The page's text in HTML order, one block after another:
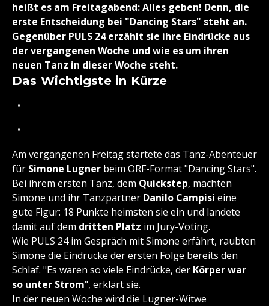
heißt es am Freitagabend: Alles geben! Denn, die
erste Entscheidung bei "Dancing Stars" steht an.
Gegenüber PULS 24 erzählt sie ihre Eindrücke aus
der vergangenen Woche und wie es um ihren
neuen Tanz in dieser Woche steht.
Das Wichtigste in Kürze
Am vergangenen Freitag startete das Tanz-Abenteuer
für Simone Lugner beim ORF-Format "Dancing Stars".
Bei ihrem ersten Tanz, dem Quickstep, machten
Simone und ihr Tanzpartner Danilo Campisi eine
gute Figur: 18 Punkte heimsten sie ein und landete
damit auf dem dritten Platz im Jury-Voting.
Wie PULS 24 im Gespräch mit Simone erfährt, raubten
Simone die Eindrücke der ersten Folge bereits den
Schlaf. "Es waren so viele Eindrücke, der Körper war
so unter Strom", erklärt sie.
In der neuen Woche wird die Lugner-Witwe